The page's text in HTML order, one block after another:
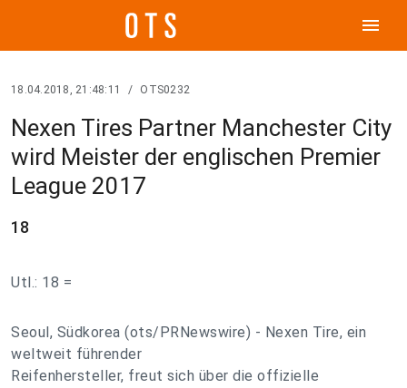
menu
18.04.2018, 21:48:11 / OTS0232
Nexen Tires Partner Manchester City
wird Meister der englischen Premier
League 2017
18
Utl.: 18 =
Seoul, Südkorea (ots/PRNewswire) - Nexen Tire, ein
weltweit führender
Reifenhersteller, freut sich über die offizielle